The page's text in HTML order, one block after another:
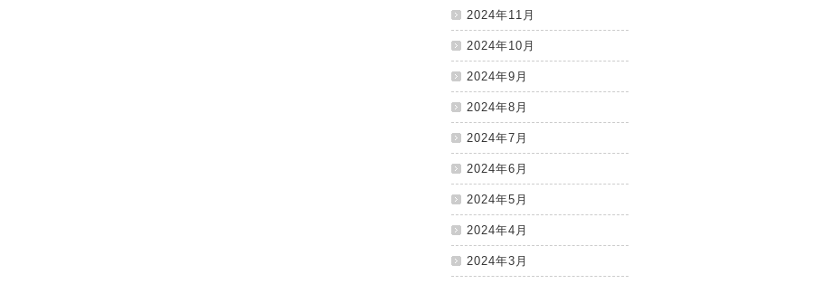
2024年11月
2024年10月
2024年9月
2024年8月
2024年7月
2024年6月
2024年5月
2024年4月
2024年3月